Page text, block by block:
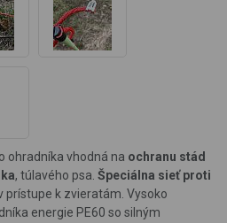
ohradníka vhodná na ochranu stád
, túlavého psa. Špeciálna sieť proti
prístupe k zvieratám. Vysoko
energie PE60 so silným